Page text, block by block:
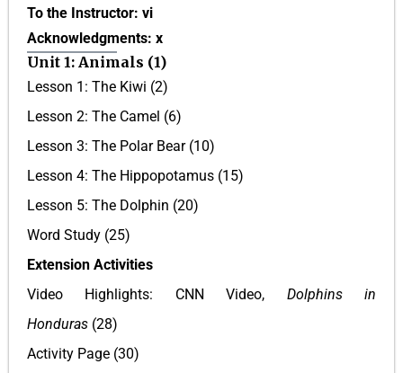
To the Instructor: vi
Acknowledgments: x
Unit 1: Animals (1)
Lesson 1: The Kiwi (2)
Lesson 2: The Camel (6)
Lesson 3: The Polar Bear (10)
Lesson 4: The Hippopotamus (15)
Lesson 5: The Dolphin (20)
Word Study (25)
Extension Activities
Video Highlights: CNN Video, Dolphins in
Honduras (28)
Activity Page (30)